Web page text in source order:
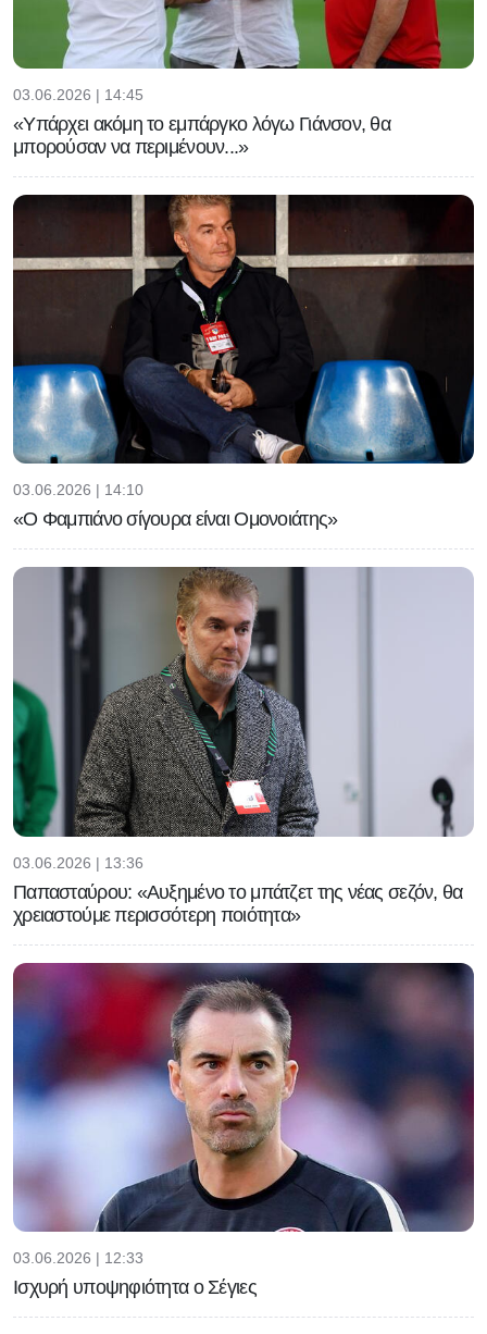
03.06.2026 | 14:45
«Υπάρχει ακόμη το εμπάργκο λόγω Γιάνσον, θα
μπορούσαν να περιμένουν...»
03.06.2026 | 14:10
«Ο Φαμπιάνο σίγουρα είναι Ομονοιάτης»
03.06.2026 | 13:36
Παπασταύρου: «Αυξημένο το μπάτζετ της νέας σεζόν, θα
χρειαστούμε περισσότερη ποιότητα»
03.06.2026 | 12:33
Ισχυρή υποψηφιότητα ο Σέγιες